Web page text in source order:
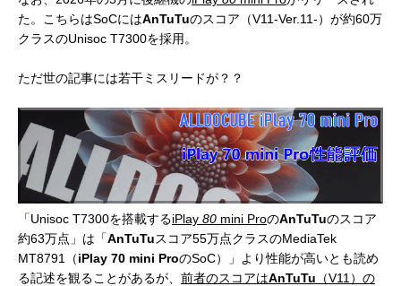
た。こちらはSoCにはAnTuTuのスコア（V11-Ver.11-）が約60万
クラスのUnisoc T7300を採用。
ただ世の記事には若干ミスリードが？？
「Unisoc T7300を搭載するiPlay 80 mini ProのAnTuTuのスコア
約63万点」は「AnTuTuスコア55万点クラスのMediaTek
MT8791（iPlay 70 mini ProのSoC）」より性能が高いとも読め
る記述を観ることがあるが、 前者のスコアはAnTuTu （V11）の